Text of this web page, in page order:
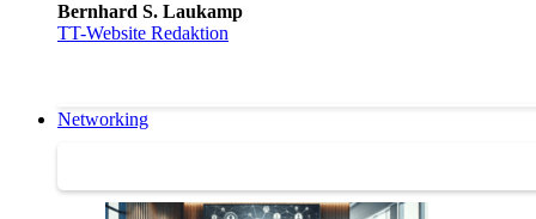
Bernhard S. Laukamp
TT-Website Redaktion
Networking